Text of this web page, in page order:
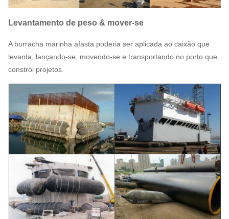
Levantamento de peso & mover-se
A borracha marinha afasta poderia ser aplicada ao caixão que
levanta, lançando-se, movendo-se e transportando no porto que
constrói projetos.